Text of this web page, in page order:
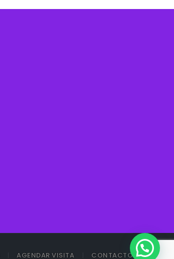
AGENDAR VISITA CONTACTO